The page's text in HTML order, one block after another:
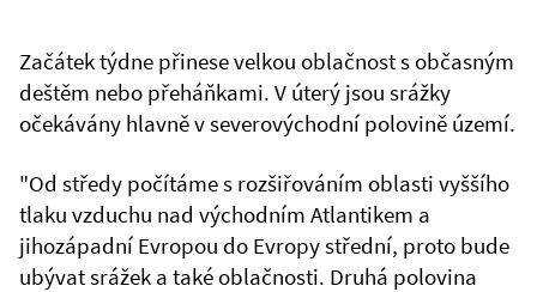
Začátek týdne přinese velkou oblačnost s občasným
deštěm nebo přeháňkami. V úterý jsou srážky
očekávány hlavně v severovýchodní polovině území.
"Od středy počítáme s rozšiřováním oblasti vyššího
tlaku vzduchu nad východním Atlantikem a
jihozápadní Evropou do Evropy střední, proto bude
ubývat srážek a také oblačnosti. Druhá polovina